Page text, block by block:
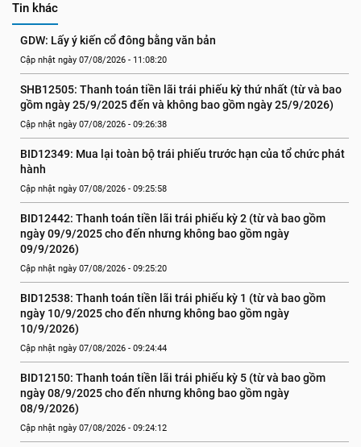
Tin khác
GDW: Lấy ý kiến cổ đông bằng văn bản
Cập nhật ngày 07/08/2026 - 11:08:20
SHB12505: Thanh toán tiền lãi trái phiếu kỳ thứ nhất (từ và bao
gồm ngày 25/9/2025 đến và không bao gồm ngày 25/9/2026)
Cập nhật ngày 07/08/2026 - 09:26:38
BID12349: Mua lại toàn bộ trái phiếu trước hạn của tổ chức phát
hành
Cập nhật ngày 07/08/2026 - 09:25:58
BID12442: Thanh toán tiền lãi trái phiếu kỳ 2 (từ và bao gồm
ngày 09/9/2025 cho đến nhưng không bao gồm ngày
09/9/2026)
Cập nhật ngày 07/08/2026 - 09:25:20
BID12538: Thanh toán tiền lãi trái phiếu kỳ 1 (từ và bao gồm
ngày 10/9/2025 cho đến nhưng không bao gồm ngày
10/9/2026)
Cập nhật ngày 07/08/2026 - 09:24:44
BID12150: Thanh toán tiền lãi trái phiếu kỳ 5 (từ và bao gồm
ngày 08/9/2025 cho đến nhưng không bao gồm ngày
08/9/2026)
Cập nhật ngày 07/08/2026 - 09:24:12